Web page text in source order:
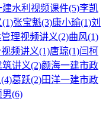
建水利视频课件(5)李凯
(1)张宝魁(3)康小瑜(1)刘
理视频讲义(2)曲风(1)
频讲义(1)唐琼(1)闫柯
讲义(2)颜海一建市政
(4)葛跃(2)田洋一建市政
男(6)